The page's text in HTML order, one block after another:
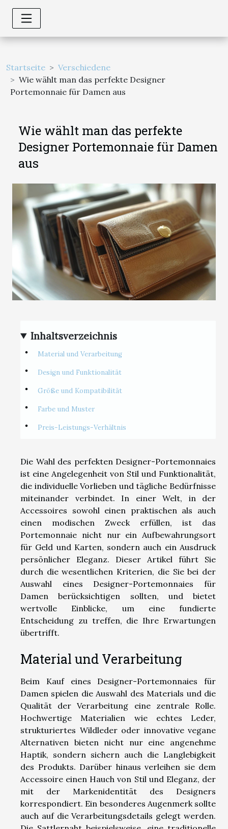
Startseite
Verschiedene
Wie wählt man das perfekte Designer
Portemonnaie für Damen aus
Wie wählt man das perfekte
Designer Portemonnaie für Damen
aus
Inhaltsverzeichnis
Material und Verarbeitung
Design und Funktionalität
Größe und Kompatibilität
Farbe und Muster
Preis-Leistungs-Verhältnis
Die Wahl des perfekten Designer-Portemonnaies
ist eine Angelegenheit von Stil und Funktionalität,
die individuelle Vorlieben und tägliche Bedürfnisse
miteinander verbindet. In einer Welt, in der
Accessoires sowohl einen praktischen als auch
einen modischen Zweck erfüllen, ist das
Portemonnaie nicht nur ein Aufbewahrungsort
für Geld und Karten, sondern auch ein Ausdruck
persönlicher Eleganz. Dieser Artikel führt Sie
durch die wesentlichen Kriterien, die Sie bei der
Auswahl eines Designer-Portemonnaies für
Damen berücksichtigen sollten, und bietet
wertvolle Einblicke, um eine fundierte
Entscheidung zu treffen, die Ihre Erwartungen
übertrifft.
Material und Verarbeitung
Beim Kauf eines Designer-Portemonnaies für
Damen spielen die Auswahl des Materials und die
Qualität der Verarbeitung eine zentrale Rolle.
Hochwertige Materialien wie echtes Leder,
strukturiertes Wildleder oder innovative vegane
Alternativen bieten nicht nur eine angenehme
Haptik, sondern sichern auch die Langlebigkeit
des Produkts. Darüber hinaus verleihen sie dem
Accessoire einen Hauch von Stil und Eleganz, der
mit der Markenidentität des Designers
korrespondiert. Ein besonderes Augenmerk sollte
auch auf die Verarbeitungsdetails gelegt werden.